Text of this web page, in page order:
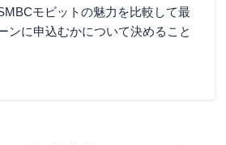
モビットの魅力を比較して最
ンに申込むかについて決めること